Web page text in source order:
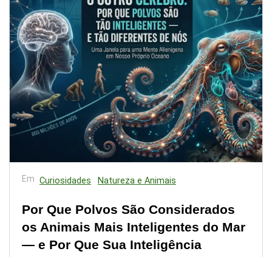
Em Curiosidades Natureza e Animais
Por Que Polvos São Considerados
os Animais Mais Inteligentes do Mar
— e Por Que Sua Inteligência